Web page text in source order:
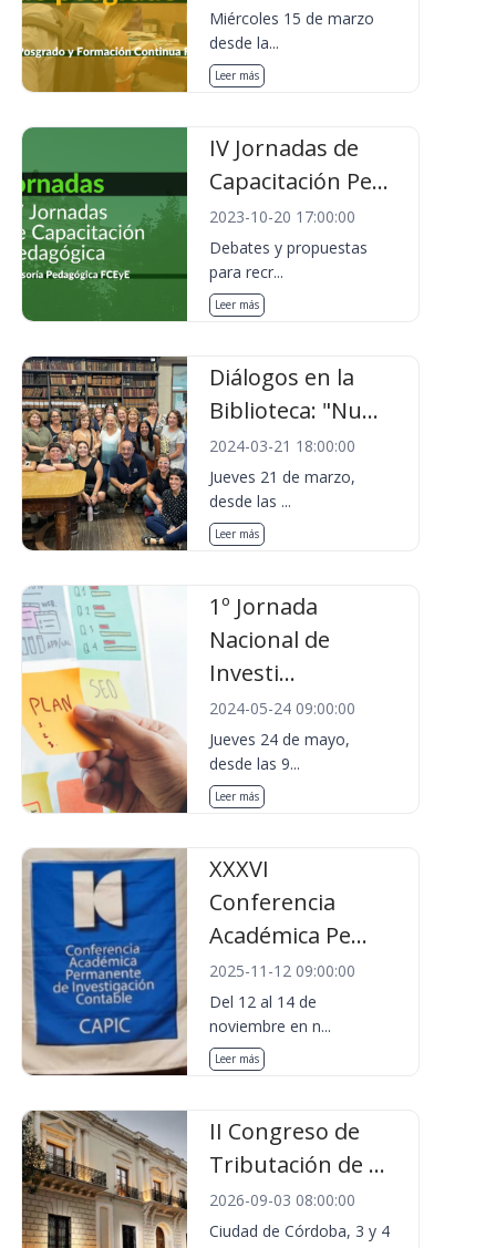
Miércoles 15 de marzo
desde la...
Leer más
IV Jornadas de
Capacitación Pe...
2023-10-20 17:00:00
Debates y propuestas
para recr...
Leer más
Diálogos en la
Biblioteca: "Nu...
2024-03-21 18:00:00
Jueves 21 de marzo,
desde las ...
Leer más
1º Jornada
Nacional de
Investi...
2024-05-24 09:00:00
Jueves 24 de mayo,
desde las 9...
Leer más
XXXVI
Conferencia
Académica Pe...
2025-11-12 09:00:00
Del 12 al 14 de
noviembre en n...
Leer más
II Congreso de
Tributación de ...
2026-09-03 08:00:00
Ciudad de Córdoba, 3 y 4